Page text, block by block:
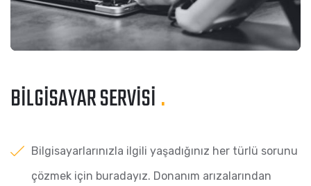
BILGISAYAR SERVISI.
Bilgisayarlarınızla ilgili yaşadığınız her türlü sorunu
çözmek için buradayız. Donanım arızalarından